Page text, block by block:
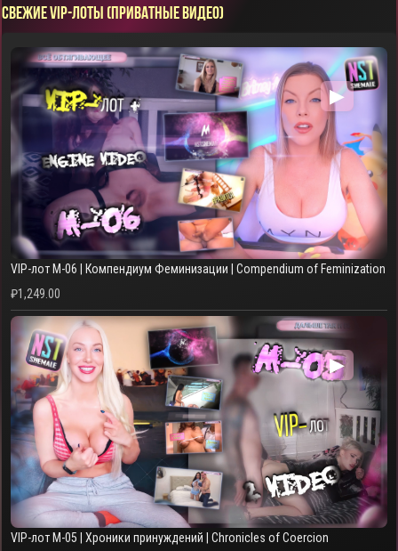
СВЕЖИЕ VIP-ЛОТЫ (ПРИВАТНЫЕ ВИДЕО)
▶
VIP-лот M-06 | Компендиум Феминизации | Compendium of Feminization
₽1,249.00
▶
VIP-лот M-05 | Хроники принуждений | Chronicles of Coercion